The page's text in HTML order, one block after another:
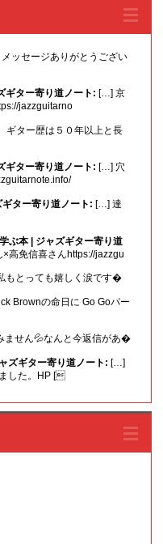
ッセージありがとうござい
ギター寄り道ノート: […] 京
jazzguitarno
ギター歴は５０年以上と長
ギター寄り道ノート: […] 穴
ター寄り道ノート: […] 達
ぶ本 | ジャズギター寄り道
高免信喜さんhttps://jazzgu
もとっても嬉しく涙です�
Brownの命日に Go Goパー
ません💦なんと今返信があ�
ズギター寄り道ノート: […]
した。HP [